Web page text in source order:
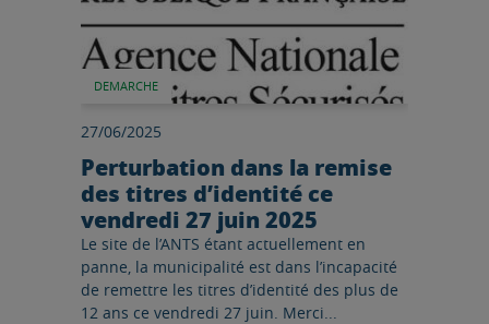
DEMARCHE
27/06/2025
Perturbation dans la remise
des titres d’identité ce
vendredi 27 juin 2025
Le site de l’ANTS étant actuellement en
panne, la municipalité est dans l’incapacité
de remettre les titres d’identité des plus de
12 ans ce vendredi 27 juin. Merci...